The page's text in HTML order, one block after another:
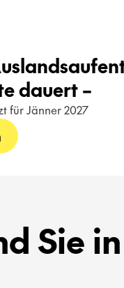
dauert –
für Jänner 2027
Sie